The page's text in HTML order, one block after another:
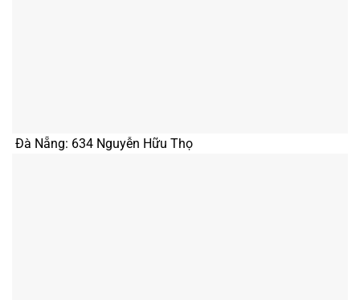
Đà Nẵng: 634 Nguyễn Hữu Thọ